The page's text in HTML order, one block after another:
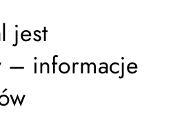
jest
– informacje